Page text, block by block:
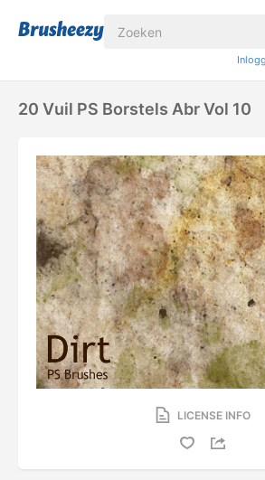
20 Vuil PS Borstels Abr Vol 10
LICENSE INFO